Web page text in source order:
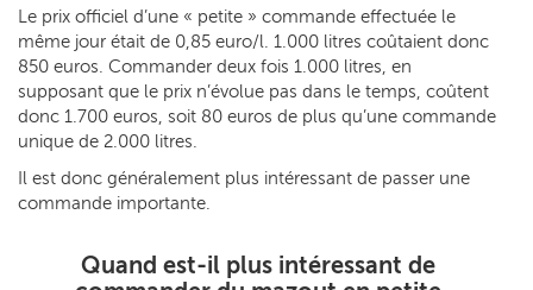
Le prix officiel d’une « petite » commande effectuée le
même jour était de 0,85 euro/l. 1.000 litres coûtaient donc
850 euros. Commander deux fois 1.000 litres, en
supposant que le prix n’évolue pas dans le temps, coûtent
donc 1.700 euros, soit 80 euros de plus qu’une commande
unique de 2.000 litres.
Il est donc généralement plus intéressant de passer une
commande importante.
Quand est-il plus intéressant de